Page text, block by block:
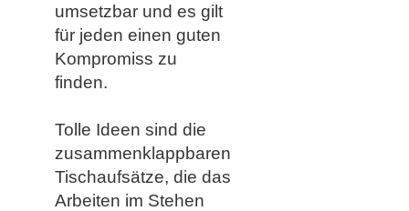
umsetzbar und es gilt
für jeden einen guten
Kompromiss zu
finden.
Tolle Ideen sind die
zusammenklappbaren
Tischaufsätze, die das
Arbeiten im Stehen